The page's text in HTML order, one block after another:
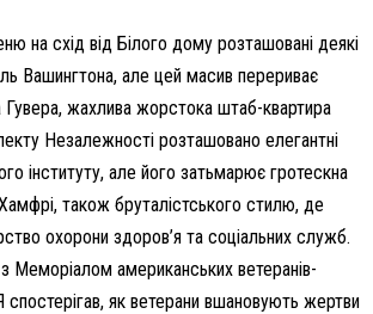
на схід від Білого дому розташовані деякі
Вашингтона, але цей масив перериває
жахлива жорстока штаб-квартира
Незалежності розташовано елегантні
інституту, але його затьмарює гротескна
також бруталістського стилю, де
охорони здоров’я та соціальних служб.
американських ветеранів-
спостерігав, як ветерани вшановують жертви